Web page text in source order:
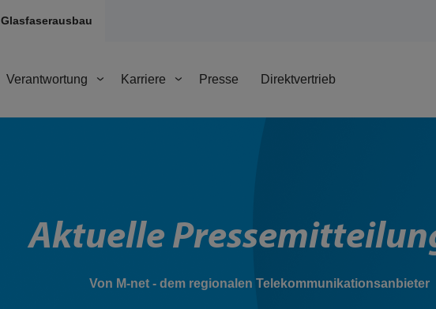
Glasfaserausbau
Verantwortung Karriere Presse Direktvertrieb
Aktuelle
Von M-net - dem regionalen Telekommunikationsanbieter